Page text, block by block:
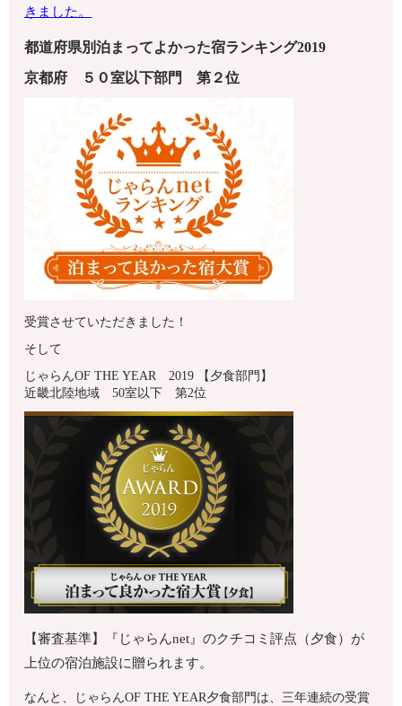
きました。
都道府県別泊まってよかった宿ランキング2019
京都府
５０室以下部門 第 ２位
受賞させていただきました！
そして
じゃらんOF THE YEAR 2019 【夕食部門】
近畿北陸地域 50室以下 第2位
【審査基準】『じゃらんnet』のクチコミ評点（夕食）が
上位の宿泊施設に贈られます。
なんと、じゃらんOF THE YEAR夕食部門は、三年連続の受賞